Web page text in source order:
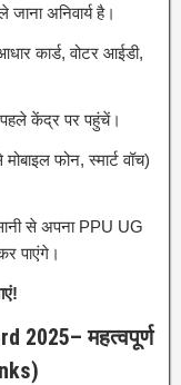
अनिवार्य है।
कार्ड, वोटर आईडी,
केंद्र पर पहुंचें।
फोन, स्मार्ट वॉच)
से अपना PPU UG
पाएंगे।
2025– महत्वपूर्ण